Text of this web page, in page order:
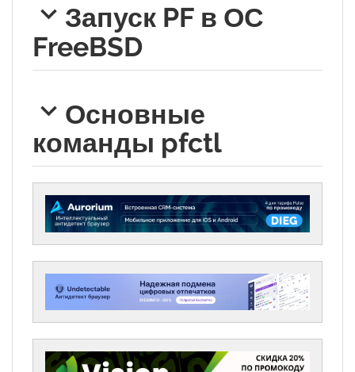
Запуск PF в ОС
FreeBSD
Основные
команды pfctl